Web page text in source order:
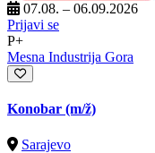
07.08. – 06.09.2026
Prijavi se
P+
Mesna Industrija Gora
Konobar (m/ž)
Sarajevo